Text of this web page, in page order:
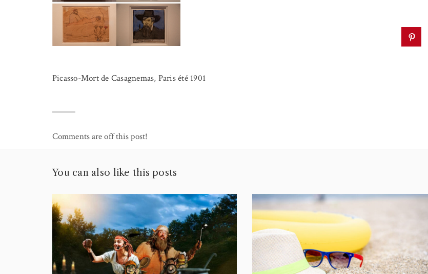
Picasso-Mort de Casagnemas, Paris été 1901
Comments are off this post!
You can also like this posts